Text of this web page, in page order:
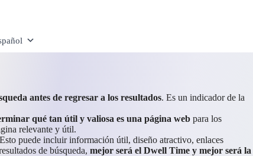
antes de regresar a los resultados. Es un indicador de la
qué tan útil y valiosa es una página web para los
relevante y útil.
puede incluir información útil, diseño atractivo, enlaces
de búsqueda, mejor será el Dwell Time y mejor será la